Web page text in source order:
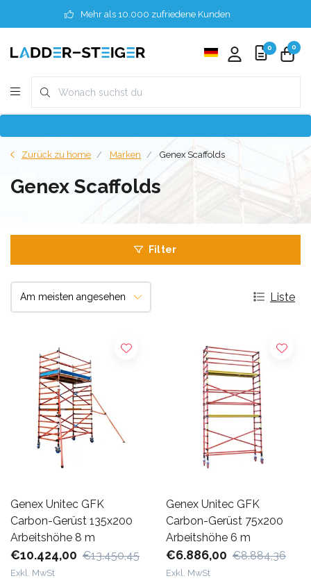
Mehr als 10.000 zufriedene Kunden
0 0
Zurück zu home Marken Genex Scaffolds
Genex Scaffolds
Filter
Liste
Genex Unitec GFK
Carbon-Gerüst 135x200
Arbeitshöhe 8 m
€10.424,00 €13.450,45
Exkl. MwSt
Genex Unitec GFK
Carbon-Gerüst 75x200
Arbeitshöhe 6 m
€6.886,00 €8.884,36
Exkl. MwSt